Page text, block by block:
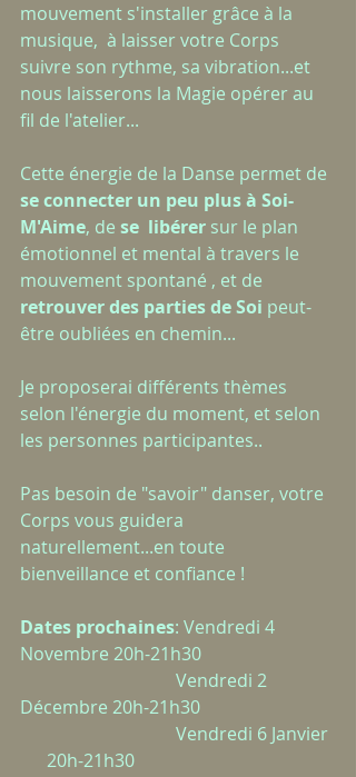
mouvement s'installer grâce à la
musique,  à laisser votre Corps
suivre son rythme, sa vibration...et
nous laisserons la Magie opérer au
fil de l'atelier...
Cette énergie de la Danse permet de
se connecter un peu plus à Soi-
M'Aime, de se  libérer sur le plan
émotionnel et mental à travers le
mouvement spontané , et de
retrouver des parties de Soi peut-
être oubliées en chemin...
Je proposerai différents thèmes
selon l'énergie du moment, et selon
les personnes participantes..
Pas besoin de "savoir" danser, votre
Corps vous guidera
naturellement...en toute
bienveillance et confiance !
Dates prochaines: Vendredi 4
Novembre 20h-21h30
Décembre 20h-21h30
      20h-21h30